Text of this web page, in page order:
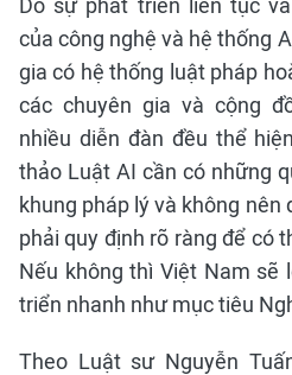
Do sự phát triển liên tục
của công nghệ và hệ thống
gia có hệ thống luật pháp
các chuyên gia và cộng
nhiều diễn đàn đều thể
thảo Luật AI cần có những
khung pháp lý và không nên
phải quy định rõ ràng để có
Nếu không thì Việt Nam sẽ
triển nhanh như mục tiêu
Theo Luật sư Nguyễn